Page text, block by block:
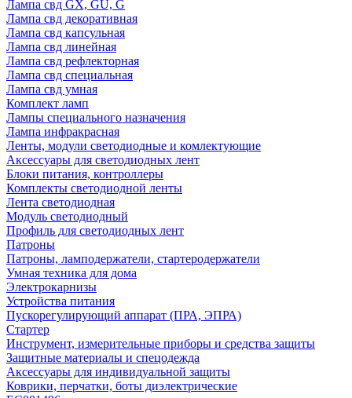
Лампа свд GX, GU, G
Лампа свд декоративная
Лампа свд капсульная
Лампа свд линейная
Лампа свд рефлекторная
Лампа свд специальная
Лампа свд умная
Комплект ламп
Лампы специального назначения
Лампа инфракрасная
Ленты, модули светодиодные и комлектующие
Аксессуары для светодиодных лент
Блоки питания, контроллеры
Комплекты светодиодной ленты
Лента светодиодная
Модуль светодиодный
Профиль для светодиодных лент
Патроны
Патроны, ламподержатели, стартеродержатели
Умная техника для дома
Электрокарнизы
Устройства питания
Пускорегулирующий аппарат (ПРА, ЭПРА)
Стартер
Инструмент, измерительные приборы и средства защиты
Защитные материалы и спецодежда
Аксессуары для индивидуальной защиты
Коврики, перчатки, боты диэлектрические